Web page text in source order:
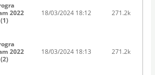
2022
(1)
18/03/2024 18:12 271.2k
2022
(2)
18/03/2024 18:13 271.2k